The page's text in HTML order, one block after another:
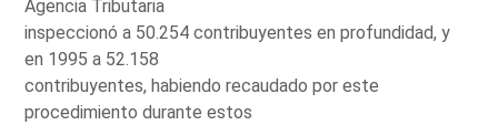
Agencia Tributaria
inspeccionó a 50.254 contribuyentes en profundidad, y
en 1995 a 52.158
contribuyentes, habiendo recaudado por este
procedimiento durante estos